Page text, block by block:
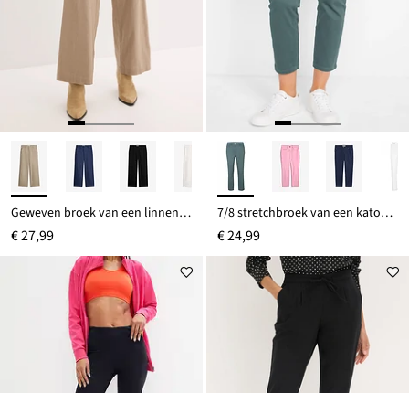
Geweven broek van een linnen-katoenmix
€ 27,99
7/8 stretchbroek van een katoenmix
€ 24,99